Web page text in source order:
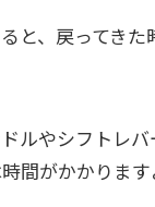
と、戻ってき
ルやシフトレ
間がかかります